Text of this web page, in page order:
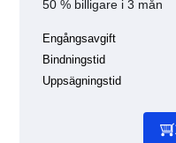
50 % billigare i 3 mån
Engångsavgift
Bindningstid
Uppsägningstid